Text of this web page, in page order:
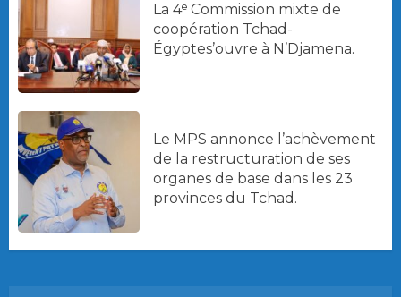
La 4ᵉ Commission mixte de
coopération Tchad-
Égyptes’ouvre à N’Djamena.
Le MPS annonce l’achèvement
de la restructuration de ses
organes de base dans les 23
provinces du Tchad.